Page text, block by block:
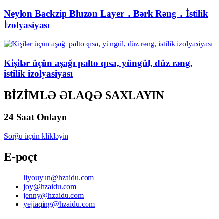
Neylon Backzip Bluzon Layer，Bərk Rəng，İstilik
İzolyasiyası
Kişilər üçün aşağı palto qısa, yüngül, düz rəng,
istilik izolyasiyası
BİZİMLƏ ƏLAQƏ SAXLAYIN
24 Saat Onlayn
Sorğu üçün klikləyin
E-poçt
liyouyun@hzaidu.com
joy@hzaidu.com
jenny@hzaidu.com
yejiaqing@hzaidu.com